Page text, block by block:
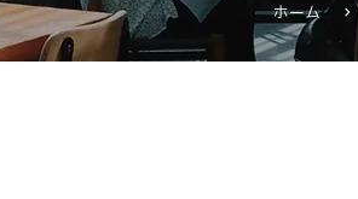
財務・業績情報
IRイベント
ホーム